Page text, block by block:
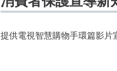
提供電視智慧購物手環篇影片